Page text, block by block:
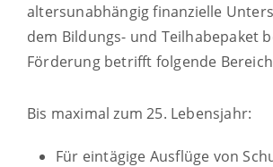
altersunabhängig finanzielle
dem Bildungs- und Teilhabepaket
Förderung betrifft folgende
Bis maximal zum 25. Lebensjahr:
Für eintägige Ausflüge von